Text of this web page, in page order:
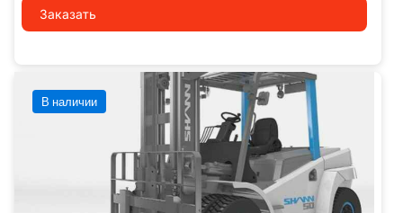
Заказать
В наличии